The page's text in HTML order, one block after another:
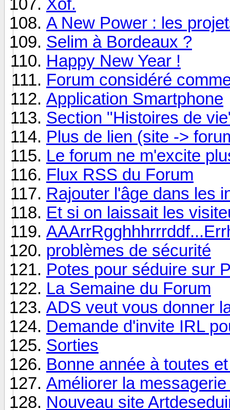
Xof.
A New Power : les
Selim à Bordeaux ?
Happy New Year !
Forum considéré
Application Smartphone
Section "Histoires de
Plus de lien (site ->
Le forum ne m'excite
Flux RSS du Forum
Rajouter l'âge dans les
Et si on laissait les
problèmes de sécurité
Potes pour séduire sur
La Semaine du Forum
ADS veut vous donner
Demande d'invite IRL
Sorties
Bonne année à toutes
Améliorer la
Nouveau site